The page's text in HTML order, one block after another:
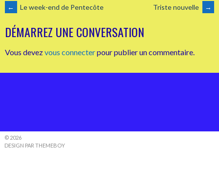
NAVIGATION
DES
ARTICLES
← Le week-end de Pentecôte Triste nouvelle →
DÉMARREZ UNE CONVERSATION
Vous devezvous connecterpour publier un commentaire.
© 2026
DESIGN PAR THEMEBOY